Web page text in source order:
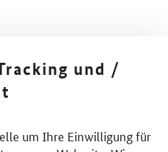
und /
um Ihre Einwilligung für